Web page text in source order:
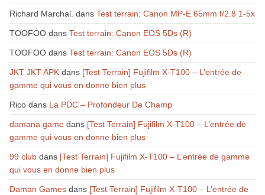
Richard Marchal. dans Test terrain: Canon MP-E 65mm f/2.8 1-5x
TOOFOOdans Test terrain: Canon EOS 5Ds (R)
TOOFOOdans Test terrain: Canon EOS 5Ds (R)
JKT JKT APKdans [Test Terrain] Fujifilm X-T100 – L’entrée de
gamme qui vous en donne bien plus
Ricodans La PDC – Profondeur De Champ
damana gamedans [Test Terrain] Fujifilm X-T100 – L’entrée de
gamme qui vous en donne bien plus
99 clubdans [Test Terrain] Fujifilm X-T100 – L’entrée de gamme
qui vous en donne bien plus
Daman Gamesdans [Test Terrain] Fujifilm X-T100 – L’entrée de